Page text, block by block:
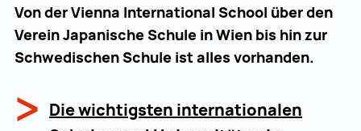
Von der Vienna International School über den
Verein Japanische Schule in Wien bis hin zur
Schwedischen Schule ist alles vorhanden.
Die wichtigsten internationalen